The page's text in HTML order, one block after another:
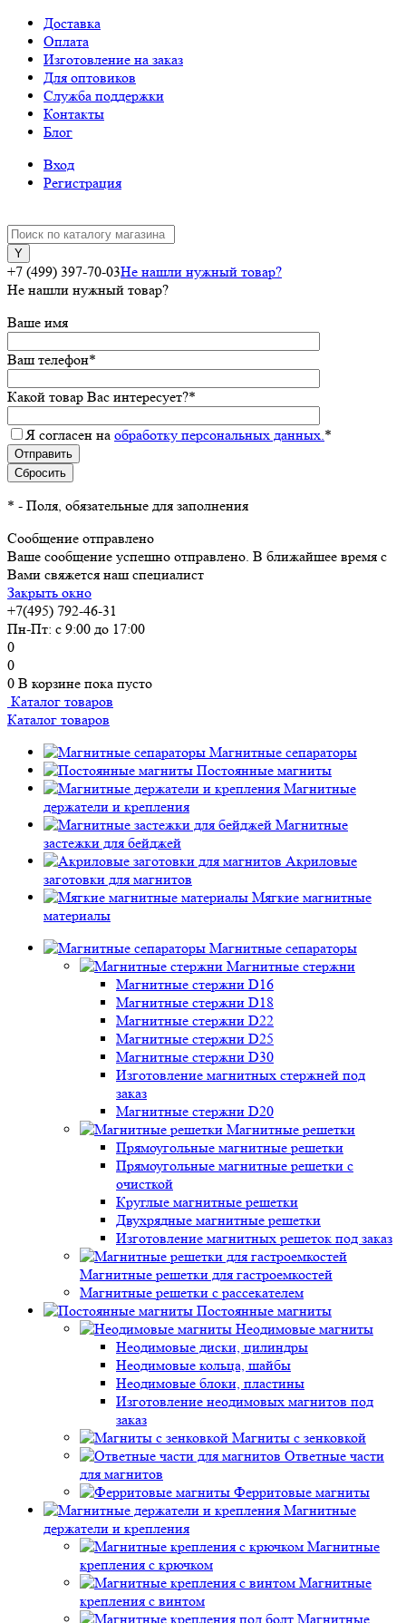
Доставка
Оплата
Изготовление на заказ
Для оптовиков
Служба поддержки
Контакты
Блог
Вход
Регистрация
+7 (499) 397-70-03Не нашли нужный товар?
Не нашли нужный товар?
Ваше имя
Ваш телефон*
Какой товар Вас интересует?*
Я согласен на обработку персональных данных.*
* - Поля, обязательные для заполнения
Сообщение отправлено
Ваше сообщение успешно отправлено. В ближайшее время с
Вами свяжется наш специалист
Закрыть окно
+7(495) 792-46-31
Пн-Пт: с 9:00 до 17:00
0
0
0 В корзине пока пусто
Каталог товаров
Каталог товаров
Магнитные сепараторы
Постоянные магниты
Магнитные
держатели и крепления
Магнитные
застежки для бейджей
Акриловые
заготовки для магнитов
Мягкие магнитные
материалы
Магнитные сепараторы
Магнитные стержни
Магнитные стержни D16
Магнитные стержни D18
Магнитные стержни D22
Магнитные стержни D25
Магнитные стержни D30
Изготовление магнитных стержней под
заказ
Магнитные стержни D20
Магнитные решетки
Прямоугольные магнитные решетки
Прямоугольные магнитные решетки с
очисткой
Круглые магнитные решетки
Двухрядные магнитные решетки
Изготовление магнитных решеток под заказ
Магнитные решетки для гастроемкостей
Магнитные решетки с рассекателем
Постоянные магниты
Неодимовые магниты
Неодимовые диски, цилиндры
Неодимовые кольца, шайбы
Неодимовые блоки, пластины
Изготовление неодимовых магнитов под
заказ
Магниты с зенковкой
Ответные части
для магнитов
Ферритовые магниты
Магнитные
держатели и крепления
Магнитные
крепления с крючком
Магнитные
крепления с винтом
Магнитные